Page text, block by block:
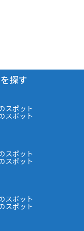
探す
スポット
スポット
スポット
スポット
スポット
スポット